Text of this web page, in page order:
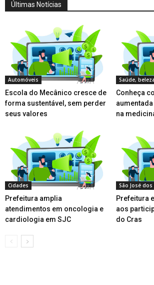
Últimas Notícias
Automóveis
Escola do Mecânico cresce de
forma sustentável, sem perder
seus valores
Saúde,
Conheça
na
Cidades
Prefeitura amplia
atendimentos em oncologia e
cardiologia em SJC
São José dos
Prefeitura
aos
do Cras